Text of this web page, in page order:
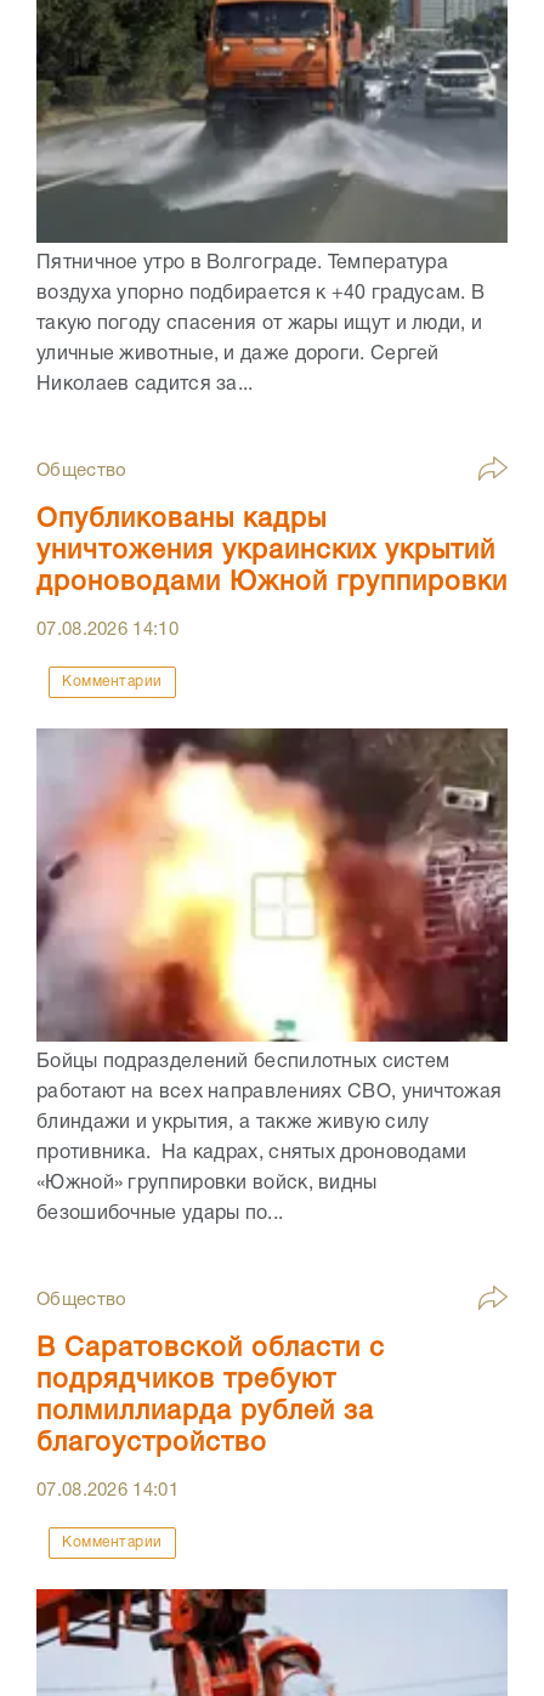
Пятничное утро в Волгограде. Температура
воздуха упорно подбирается к +40 градусам. В
такую погоду спасения от жары ищут и люди, и
уличные животные, и даже дороги. Сергей
Николаев садится за...
Общество
Опубликованы кадры
уничтожения украинских укрытий
дроноводами Южной группировки
07.08.2026 14:10
Комментарии
Бойцы подразделений беспилотных систем
работают на всех направлениях СВО, уничтожая
блиндажи и укрытия, а также живую силу
противника. На кадрах, снятых дроноводами
«Южной» группировки войск, видны
безошибочные удары по...
Общество
В Саратовской области с
подрядчиков требуют
полмиллиарда рублей за
благоустройство
07.08.2026 14:01
Комментарии